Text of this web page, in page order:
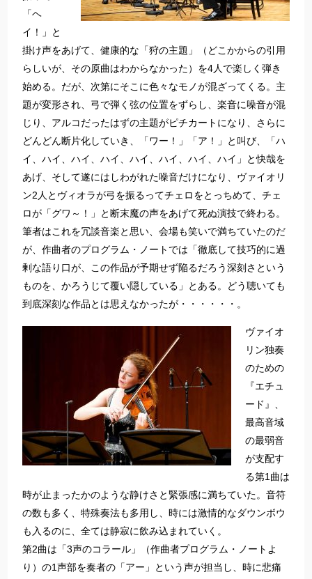
「ヘ
イ！」と
掛け声をあげて、健康的な「狩の主題」（どこかからの引用
らしいが、その原曲はわからなかった）を4人で楽しく弾き
始める。だが、次第にそこに色々なモノが混ざってくる。主
題が変形され、弓で弾く弦の位置をずらし、楽音に噪音が混
じり、アルコだったはずの主題がピチカートになり、さらに
どんどん断片化していき、「ワー！」「ア！」と叫び、「ハ
イ、ハイ、ハイ、ハイ、ハイ、ハイ、ハイ、ハイ」と快哉を
あげ、そして遂にはしわがれた噪音だけになり、ヴァイオリ
ン2人とヴィオラが弓を振るってチェロをとっちめて、チェ
ロが「グワ～！」と断末魔の声をあげて死ぬ演技で終わる。
筆者はこれを冗談音楽と思い、会場も笑いで満ちていたのだ
が、作曲者のプログラム・ノートでは「徹底して技巧的に過
剰な語り口が、この作品が予期せず陥るだろう深刻さという
ものを、かろうじて覆い隠している」とある。どう聴いても
到底深刻な作品とは思えなかったが・・・・・・。
ヴァイオ
リン独奏
のための
『エチュ
ード』、
最高音域
の最弱音
が支配す
る第1曲は
時が止まったかのような静けさと緊張感に満ちていた。音符
の数も多く、特殊奏法も多用し、時には激情的なダウンボウ
も入るのに、全ては静寂に飲み込まれていく。
第2曲は「3声のコラール」（作曲者プログラム・ノートよ
り）の1声部を奏者の「アー」という声が担当し、時に悲痛